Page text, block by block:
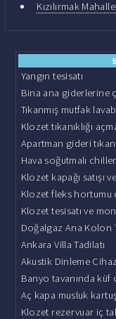
Kızılırmak
Yangın tesisatı
Bina ana giderlerine
Tıkanmış mutfak
Klozet tıkanıklığı
Apartman gideri
Hava soğutmalı
Klozet kapağı satışı
Klozet fleks hortumu
Klozet tesisatı ve
Doğalgaz Ana Kolon
Ankara Villa Tadilatı
Akustik Dinleme
Banyo tavanında küf
Aç kapa musluk
Klozet rezervuar iç